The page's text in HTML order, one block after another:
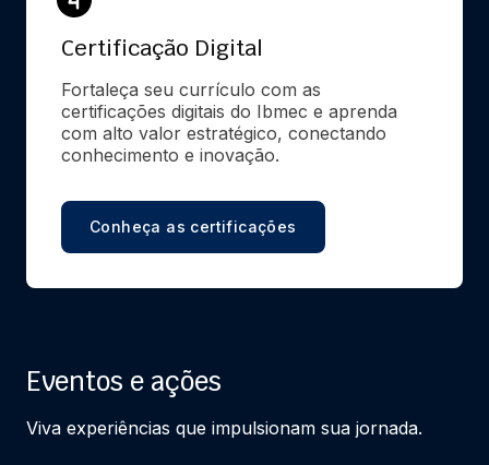
Certificação Digital
Fortaleça seu currículo com as
certificações digitais do Ibmec e aprenda
com alto valor estratégico, conectando
conhecimento e inovação.
Conheça as certificações
Eventos e ações
Viva experiências que impulsionam sua jornada.